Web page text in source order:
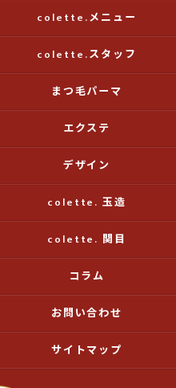
colette.メニュー
colette.スタッフ
まつ毛パーマ
エクステ
デザイン
colette. 玉造
colette. 関目
コラム
お問い合わせ
サイトマップ